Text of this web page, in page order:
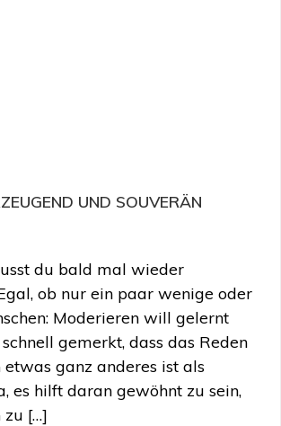
UND SOUVERÄN
du bald mal wieder
ob nur ein paar wenige oder
Moderieren will gelernt
gemerkt, dass das Reden
etwas ganz anderes ist als
es hilft daran gewöhnt zu sein,
zu […]